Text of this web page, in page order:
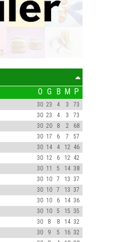
O G B M P
30 23 4 3
73
30 23 4 3
73
30 20 8 2
68
30 17 6 7
57
30 14 4 12 46
30 12 6 12 42
30 11 5 14 38
30 10 7 13 37
30 10 7 13 37
30 10 6 14 36
30 10 5 15 35
30 8 8 14 32
30 9 5 16 32